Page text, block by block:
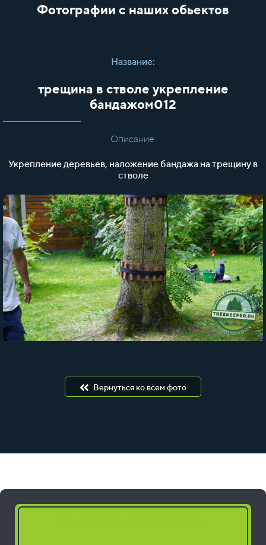
Фотографии с наших обьектов
Название:
трещина в стволе укрепление
бандажом012
Описание:
Укрепление деревьев, наложение бандажа на трещину в
стволе
Вернуться ко всем фото